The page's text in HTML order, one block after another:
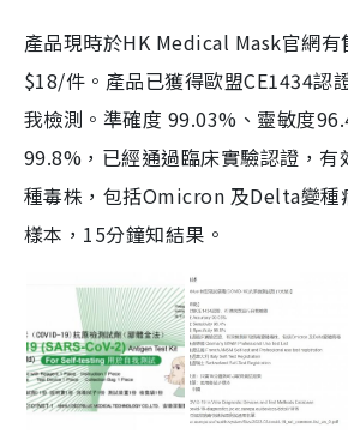
產品現時於HK Medical Mask官網有
$18/件。產品已獲得歐盟CE1434認
我檢測。準確度 99.03%、靈敏度
99.8%，已經通過臨床實驗認證，有
種毒株，包括Omicron 及Delta變種
樣本，15分鐘知結果。